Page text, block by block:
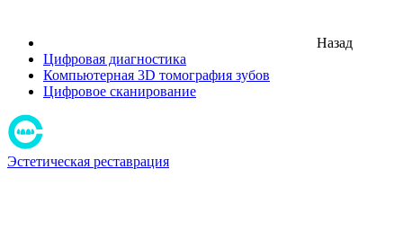
Назад
Цифровая диагностика
Компьютерная 3D томография зубов
Цифровое сканирование
Эстетическая реставрация